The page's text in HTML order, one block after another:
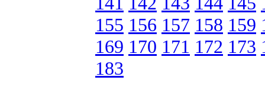
155 156 157 158 159
169 170 171 172 173
183